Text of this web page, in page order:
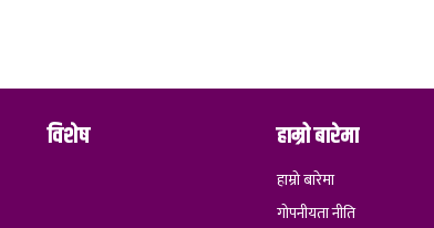
विशेष हाम्रो बारेमा
हाम्रो बारेमा
गोपनीयता नीति